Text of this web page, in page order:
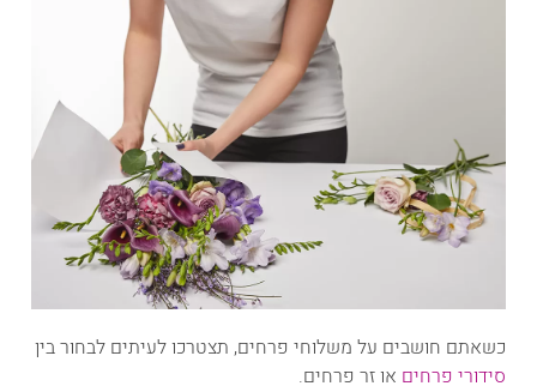
כשאתם חושבים על משלוחי פרחים, תצטרכו לעיתים לבחור בין
סידורי פרחים או זר פרחים.